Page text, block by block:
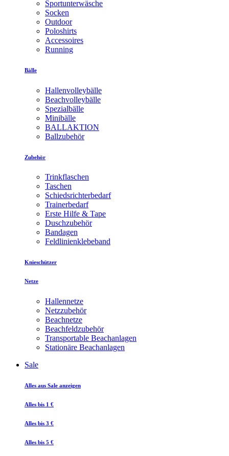
Sportunterwäsche
Socken
Outdoor
Poloshirts
Accessoires
Running
Bälle
Hallenvolleybälle
Beachvolleybälle
Spezialbälle
Minibälle
BALLAKTION
Ballzubehör
Zubehör
Trinkflaschen
Taschen
Schiedsrichterbedarf
Trainerbedarf
Erste Hilfe & Tape
Duschzubehör
Bandagen
Feldlinienklebeband
Knieschützer
Netze
Hallennetze
Netzzubehör
Beachnetze
Beachfeldzubehör
Transportable Beachanlagen
Stationäre Beachanlagen
Sale
Alles aus Sale anzeigen
Alles bis 1 €
Alles bis 3 €
Alles bis 5 €